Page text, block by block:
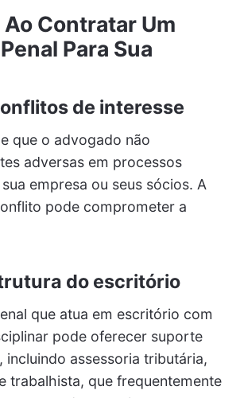
Contratar Um
Para Sua
de interesse
que o advogado não
adversas em processos
empresa ou seus sócios. A
pode comprometer a
do escritório
que atua em escritório com
pode oferecer suporte
incluindo assessoria tributária,
trabalhista, que frequentemente